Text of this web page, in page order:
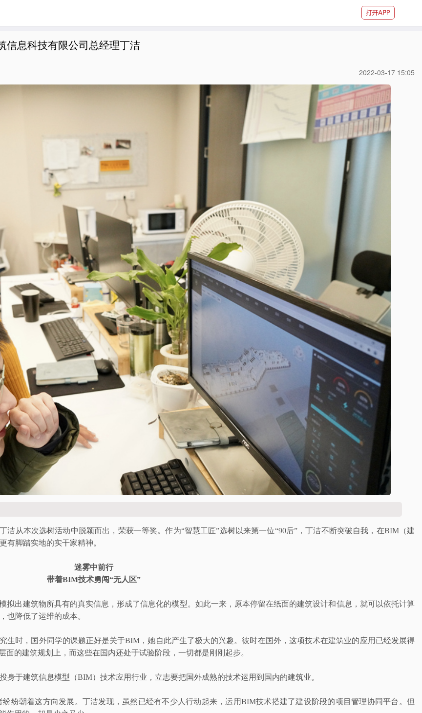
息科技有限公司总经理丁洁
2022-03-17 15:05
洁从本次选树活动中脱颖而出，荣获一等奖。作为“智慧工匠”选树以来第一位“90后”，丁洁不断突破自我，在BIM（建
有脚踏实地的实干家精神。
迷雾中前行
带着BIM技术勇闯“无人区”
出建筑物所具有的真实信息，形成了信息化的模型。如此一来，原本停留在纸面的建筑设计和信息，就可以依托计算
也降低了运维的成本。
生时，国外同学的课题正好是关于BIM，她自此产生了极大的兴趣。彼时在国外，这项技术在建筑业的应用已经发展得
的建筑规划上，而这些在国内还处于试验阶段，一切都是刚刚起步。
于建筑信息模型（BIM）技术应用行业，立志要把国外成熟的技术运用到国内的建筑业。
纷朝着这方向发展。丁洁发现，虽然已经有不少人行动起来，运用BIM技术搭建了建设阶段的项目管理协同平台。但